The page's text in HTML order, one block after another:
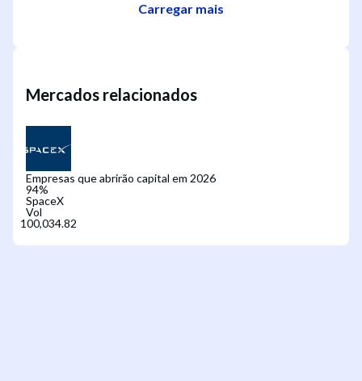
Carregar mais
Mercados relacionados
Empresas que abrirão capital em 2026
94%
SpaceX
Vol